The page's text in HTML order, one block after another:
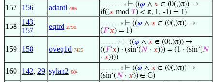
157 156 adantl 486
. . . . . . . . 9 ⊢ ((𝜑 ∧ 𝑥 ∈ (0(,)π)) →
if((𝑥 mod 𝑇) < π, 1, -1) = 1)
158
143,
157
eqtrd 2798
. . . . . . . 8 ⊢ ((𝜑 ∧ 𝑥 ∈ (0(,)π)) →
(𝐹‘𝑥) = 1)
159 158 oveq1d 7425
. . . . . . 7 ⊢ ((𝜑 ∧ 𝑥 ∈ (0(,)π)) →
((𝐹‘𝑥) · (sin‘(𝑁 · 𝑥))) = (1 · (sin‘(𝑁
· 𝑥))))
160 142, 29 sylan2 604
. . . . . . . 8 ⊢ ((𝜑 ∧ 𝑥 ∈ (0(,)π)) →
(sin‘(𝑁 · 𝑥)) ∈ ℂ)